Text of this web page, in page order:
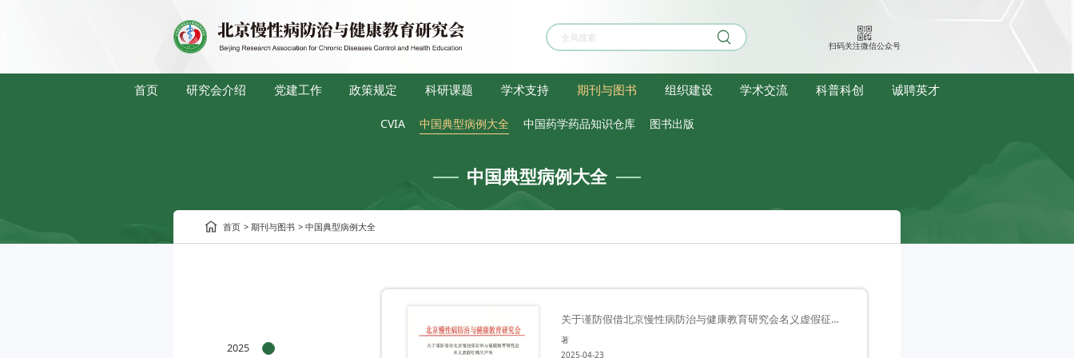
扫码关注微信公众号
首页 研究会介绍 党建工作 政策规定 科研课题 学术支持 期刊与图书 组织建设 学术交流 科普科创 诚聘英才
CVIA 中国典型病例大全 中国药学药品知识仓库 图书出版
中国典型病例大全
首页 > 期刊与图书 > 中国典型病例大全
2025
关于谨防假借北京慢性病防治与健康教育研究会名义虚假征稿的声明
著
2025-04-23